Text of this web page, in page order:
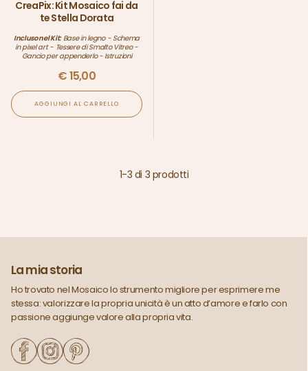
CreaPix: Kit Mosaico fai da
te Stella Dorata
Incluso nel Kit:Base in legno - Schema
in pixel art - Tessere di Smalto Vitreo -
Gancio per appenderlo - Istruzioni
€15,00
AGGIUNGI AL CARRELLO
1-3 di 3 prodotti
La mia storia
Ho trovato nel Mosaico lo strumento migliore per esprimere me
stessa: valorizzare la propria unicità è un atto d’amore e farlo con
passione aggiunge valore alla propria vita.